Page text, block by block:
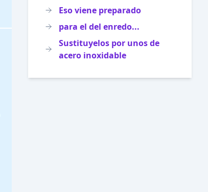
Eso viene preparado
para el del enredo...
Sustituyelos por unos de
acero inoxidable